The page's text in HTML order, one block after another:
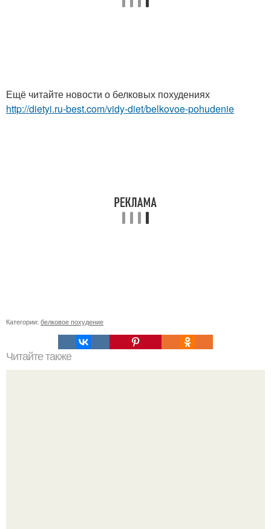
Ещё читайте новости о белковых похудениях
http://dietyi.ru-best.com/vidy-diet/belkovoe-pohudenie
Категории: белковое похудение
Читайте также